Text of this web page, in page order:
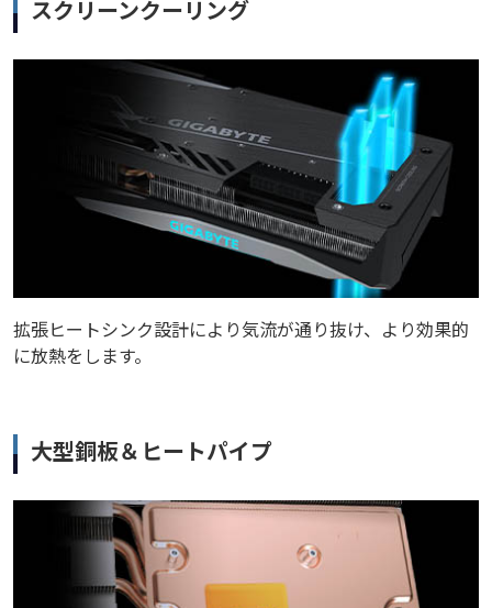
スクリーンクーリング
拡張ヒートシンク設計により気流が通り抜け、より効果的
に放熱をします。
大型銅板＆ヒートパイプ